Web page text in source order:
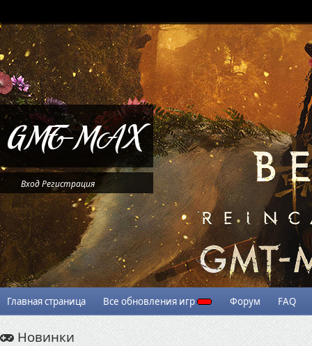
ВходРегистрация
Главная страница Все обновления игр Форум FAQ
Новинки